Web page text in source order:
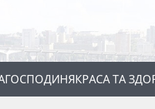
ГОСПОДИНЯКРАСА ТА